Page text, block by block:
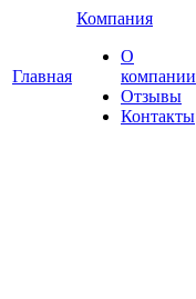
Главная
Компания
О
компании
Отзывы
Контакты